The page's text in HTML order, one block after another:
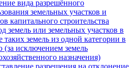
вида разрешённого
земельных участков и
капитального строительства
земель или земельных участков в
таких земель из одной категории в
(за исключением земель
назначения)